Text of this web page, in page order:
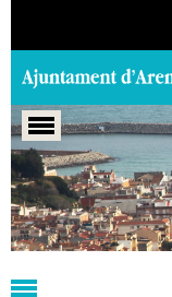
Portada > Regidories